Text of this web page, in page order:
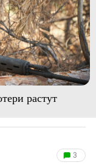
растут
3